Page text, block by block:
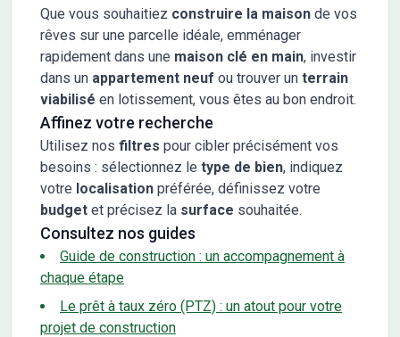
Que vous souhaitiez construire la maison de vos
rêves sur une parcelle idéale, emménager
rapidement dans une maison clé en main, investir
dans un appartement neuf ou trouver un terrain
viabilisé en lotissement, vous êtes au bon endroit.
Affinez votre recherche
Utilisez nos filtres pour cibler précisément vos
besoins : sélectionnez le type de bien, indiquez
votre localisation préférée, définissez votre
budget et précisez la surface souhaitée.
Consultez nos guides
Guide de construction : un accompagnement à
chaque étape
Le prêt à taux zéro (PTZ) : un atout pour votre
projet de construction